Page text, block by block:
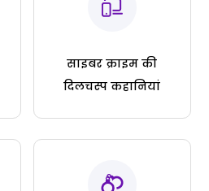
साइबर क्राइम की
दिलचस्प कहानियां